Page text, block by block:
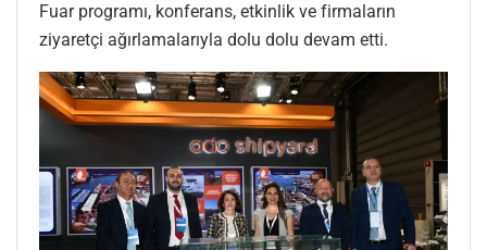
Fuar programı, konferans, etkinlik ve firmaların
ziyaretçi ağırlamalarıyla dolu dolu devam etti.